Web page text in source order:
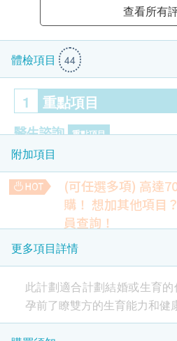
查看所有
體檢項目 44
1 重點項目
醫生諮詢 重點項目
醫生會診 (女西醫)
血液檢查 重點項目
血型及Rh因子
梅毒 重點項目
傳染病 重點項目
愛滋病毒抗體
附加項目
(可任選多項) 高達
購！ 想加其他項目
員查詢！
大便常規
檢查大便性狀、顏色、寄生蟲
或消化問題。
可發現隱性感染或炎症，如有異
HK$149.0
更多項目詳情
此計劃適合計劃結婚或生育
孕前了瞭雙方的生育能力和健